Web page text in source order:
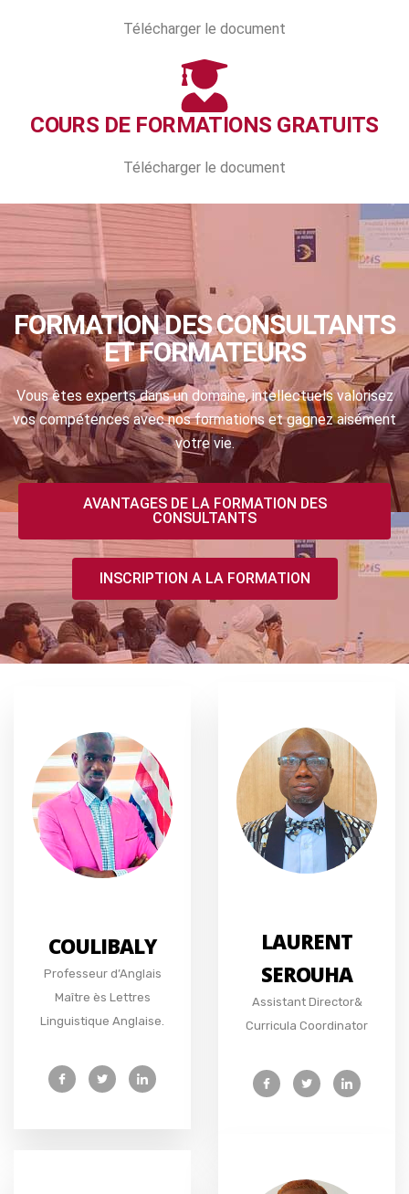
Télécharger le document
COURS DE FORMATIONS GRATUITS
Télécharger le document
FORMATION DES CONSULTANTS
ET FORMATEURS
Vous êtes experts dans un domaine, intellectuels valorisez
vos compétences avec nos formations et gagnez aisément
votre vie.
AVANTAGES DE LA FORMATION DES
CONSULTANTS
INSCRIPTION A LA FORMATION
COULIBALY
Professeur d’Anglais
Maître ès Lettres
Linguistique Anglaise.
LAURENT
SEROUHA
Assistant Director&
Curricula Coordinator